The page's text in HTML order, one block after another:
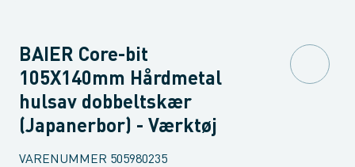
BAIER Core-bit
105X140mm Hårdmetal
hulsav dobbeltskær
(Japanerbor) - Værktøj
VARENUMMER 505980235